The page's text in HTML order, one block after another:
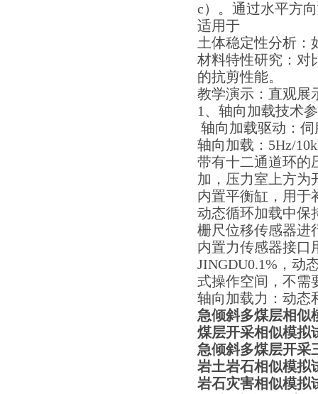
c）。通过水平方
适用于
土体稳定性分析：
材料特性研究：对
的抗剪性能。
教学演示：直观展
1、轴向加载技术
轴向加载驱动：
轴向加载：5Hz/
带有十二通道环的
加，压力室上方为
内置平衡缸，用于
动态循环加载中保
栅尺位移传感器进
内置力传感器接口
JINGDU0.1%，动
式操作空间，不需
轴向加载力：动态
急倾斜多煤层相似
煤层开采相似模拟
急倾斜多煤层开采
岩土岩石相似模拟
岩石灾害相似模拟